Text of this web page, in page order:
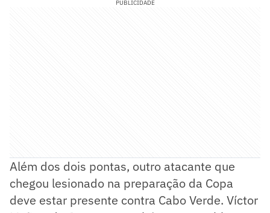
PUBLICIDADE
Além dos dois pontas, outro atacante que
chegou lesionado na preparação da Copa
deve estar presente contra Cabo Verde. Víctor